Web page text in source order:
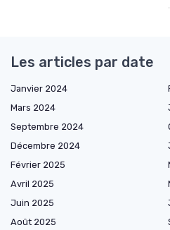
Les articles par date
Janvier 2024
Mars 2024
Septembre 2024
Décembre 2024
Février 2025
Avril 2025
Juin 2025
Août 2025